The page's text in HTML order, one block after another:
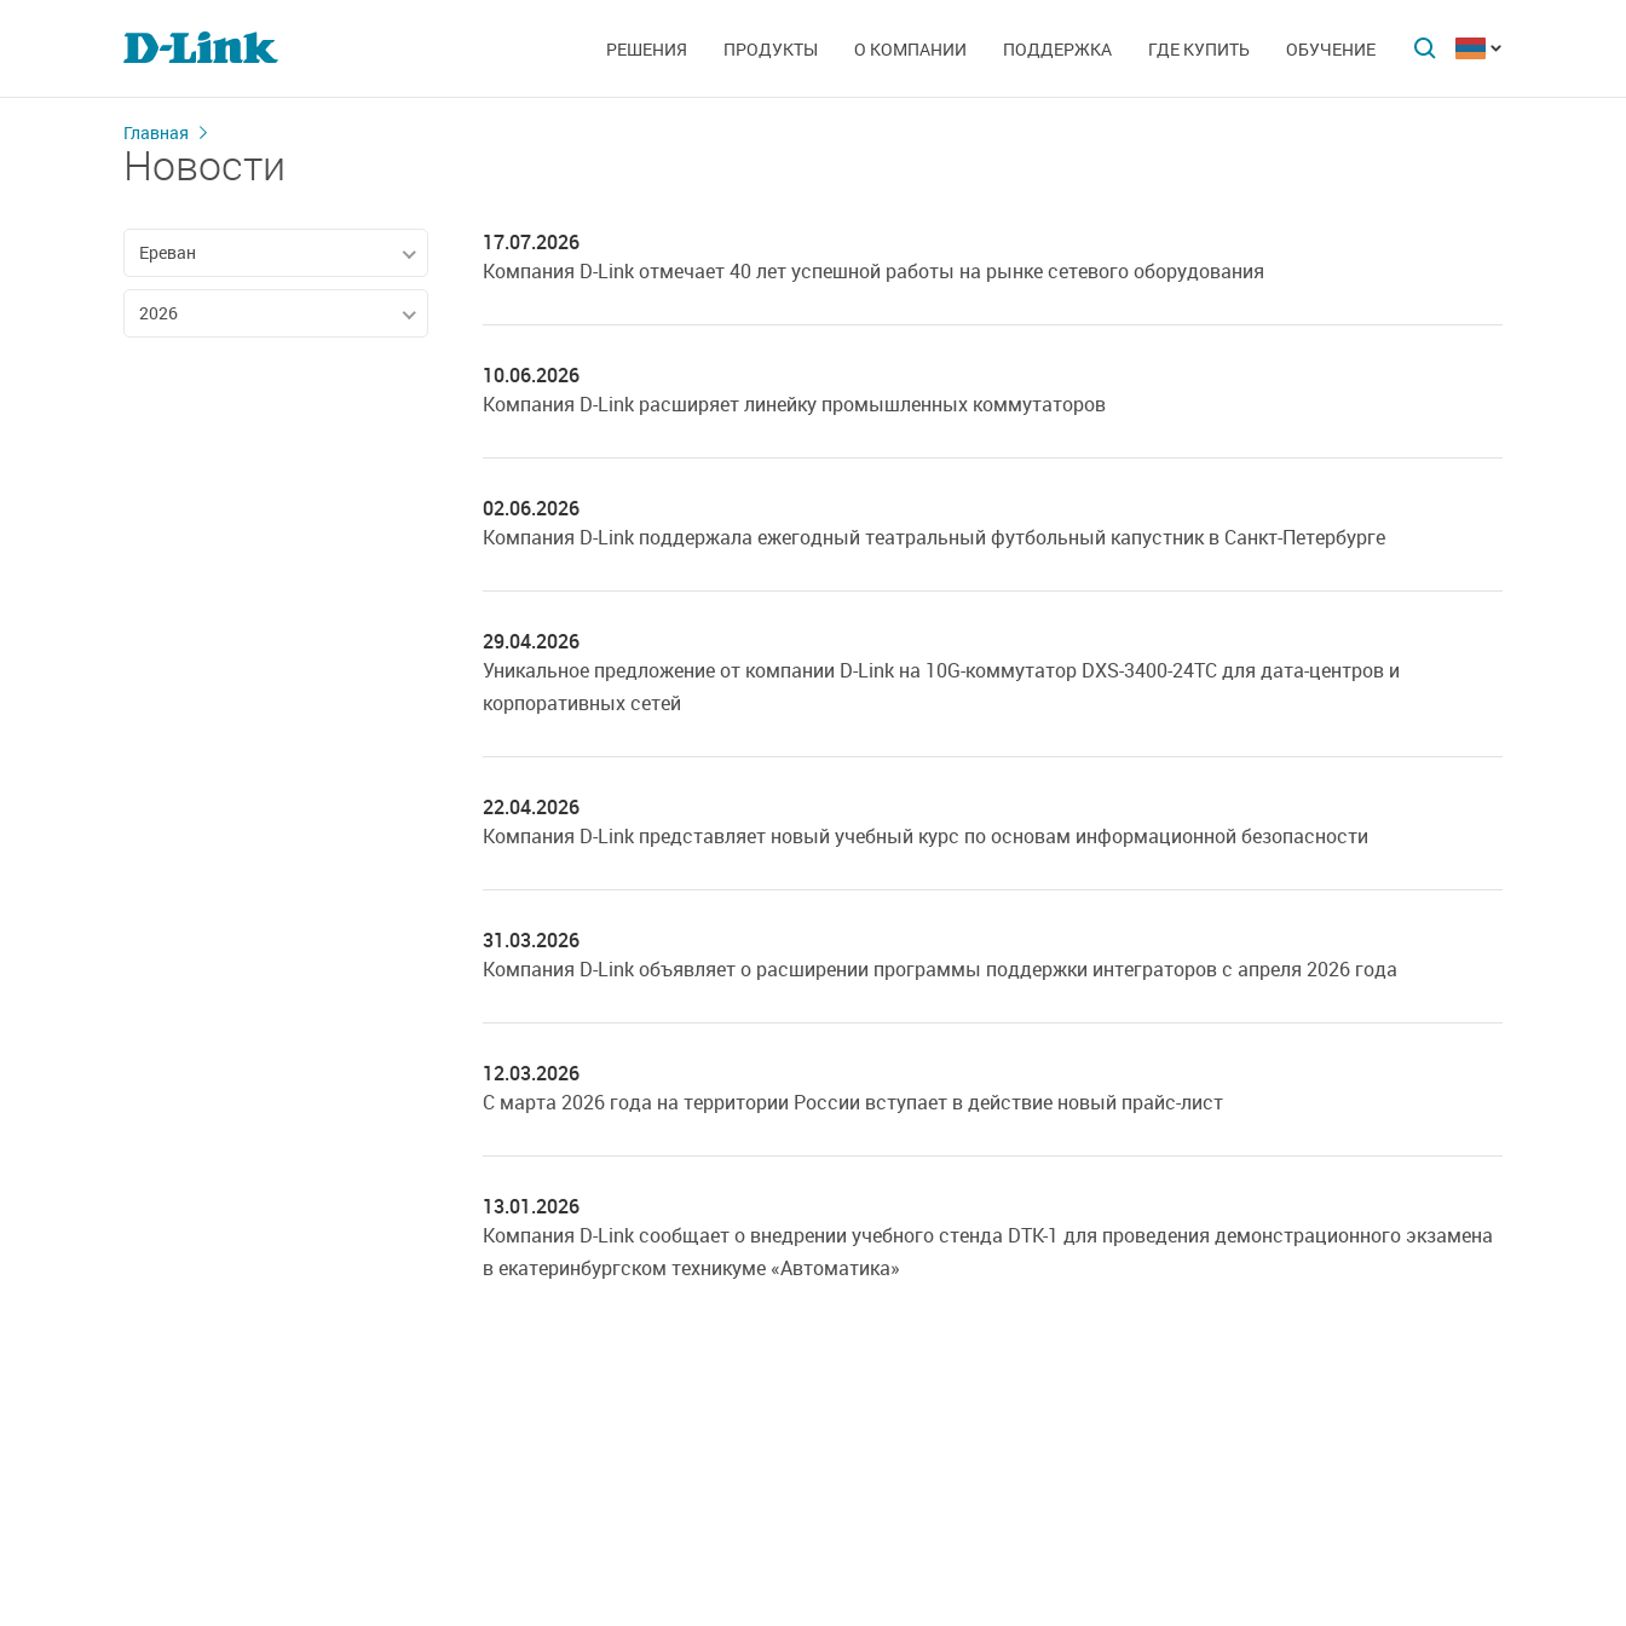
РЕШЕНИЯ ПРОДУКТЫ О КОМПАНИИ ПОДДЕРЖКА ГДЕ КУПИТЬ ОБУЧЕНИЕ
Главная
Новости
Ереван
2026
17.07.2026
Компания D-Link отмечает 40 лет успешной работы на рынке сетевого оборудования
10.06.2026
Компания D-Link расширяет линейку промышленных коммутаторов
02.06.2026
Компания D-Link поддержала ежегодный театральный футбольный капустник в Санкт-Петербурге
29.04.2026
Уникальное предложение от компании D-Link на 10G-коммутатор DXS-3400-24TCдля дата-центров и
корпоративных сетей
22.04.2026
Компания D-Link представляет новый учебный курс по основам информационной безопасности
31.03.2026
Компания D-Link объявляет о расширении программы поддержки интеграторов с апреля 2026 года
12.03.2026
C марта 2026 года на территории России вступает в действие новый прайс-лист
13.01.2026
Компания D-Link сообщает о внедрении учебного стенда DTK-1 для проведения демонстрационного экзамена
в екатеринбургском техникуме «Автоматика»